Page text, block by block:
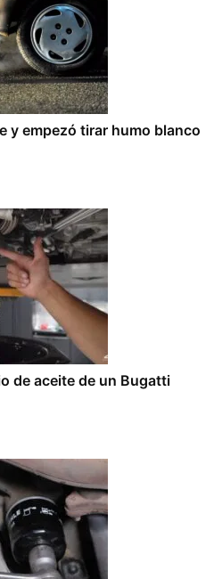
y empezó tirar humo blanco
de aceite de un Bugatti